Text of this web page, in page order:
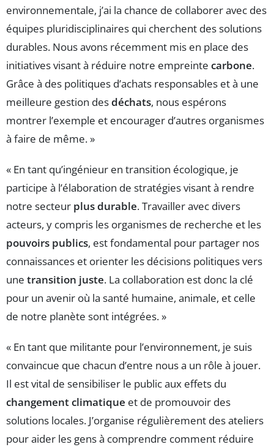
environnementale, j’ai la chance de collaborer avec des
équipes pluridisciplinaires qui cherchent des solutions
durables. Nous avons récemment mis en place des
initiatives visant à réduire notre empreinte carbone.
Grâce à des politiques d’achats responsables et à une
meilleure gestion desdéchats, nous espérons
montrer l’exemple et encourager d’autres organismes
à faire de même. »
« En tant qu’ingénieur en transition écologique, je
participe à l’élaboration de stratégies visant à rendre
notre secteur plus durable. Travailler avec divers
acteurs, y compris les organismes de recherche et les
pouvoirs publics, est fondamental pour partager nos
connaissances et orienter les décisions politiques vers
une transition juste. La collaboration est donc la clé
pour un avenir où la santé humaine, animale, et celle
de notre planète sont intégrées. »
« En tant que militante pour l’environnement, je suis
convaincue que chacun d’entre nous a un rôle à jouer.
Il est vital de sensibiliser le public aux effets du
changement climatique et de promouvoir des
solutions locales. J’organise régulièrement des ateliers
pour aider les gens à comprendre comment réduire